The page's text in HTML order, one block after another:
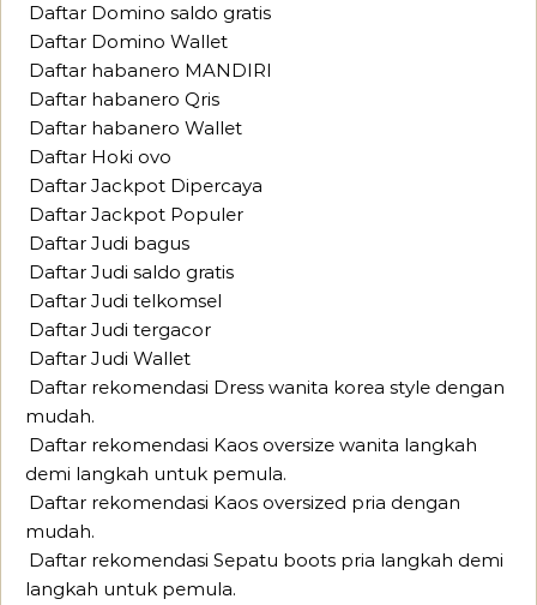
Daftar Domino saldo gratis
Daftar Domino Wallet
Daftar habanero MANDIRI
Daftar habanero Qris
Daftar habanero Wallet
Daftar Hoki ovo
Daftar Jackpot Dipercaya
Daftar Jackpot Populer
Daftar Judi bagus
Daftar Judi saldo gratis
Daftar Judi telkomsel
Daftar Judi tergacor
Daftar Judi Wallet
Daftar rekomendasi Dress wanita korea style dengan
mudah.
Daftar rekomendasi Kaos oversize wanita langkah
demi langkah untuk pemula.
Daftar rekomendasi Kaos oversized pria dengan
mudah.
Daftar rekomendasi Sepatu boots pria langkah demi
langkah untuk pemula.